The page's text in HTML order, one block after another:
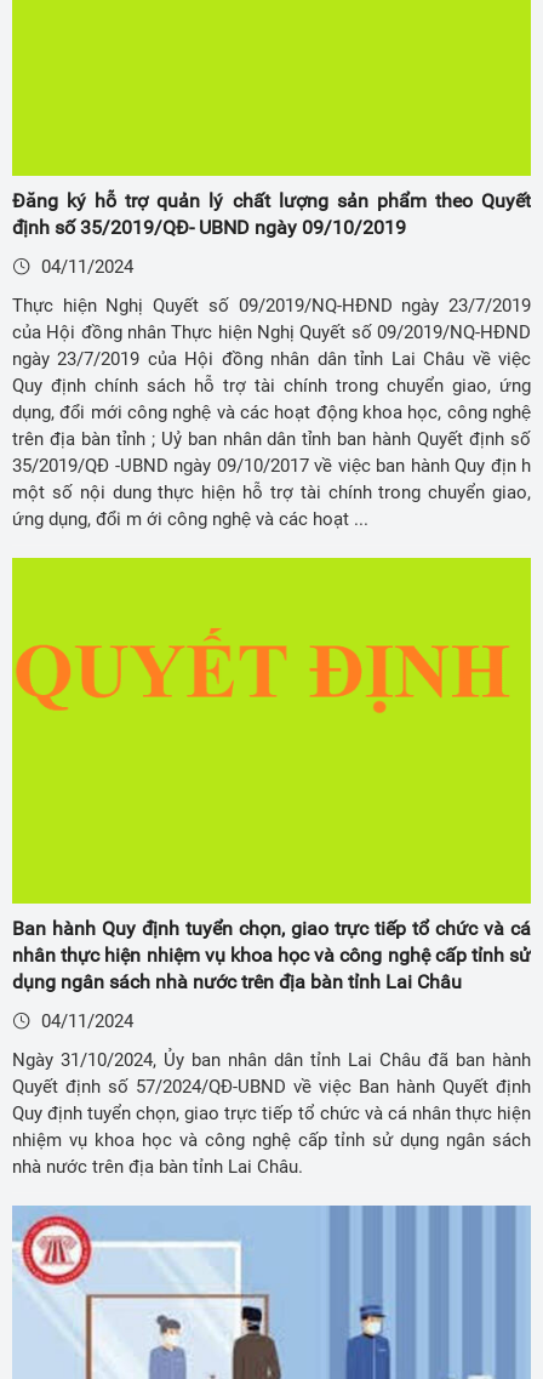
Đăng ký hỗ trợ quản lý chất lượng sản phẩm theo Quyết
định số 35/2019/QĐ- UBND ngày 09/10/2019
04/11/2024
Thực hiện Nghị Quyết số 09/2019/NQ-HĐND ngày 23/7/2019
của Hội đồng nhân Thực hiện Nghị Quyết số 09/2019/NQ-HĐND
ngày 23/7/2019 của Hội đồng nhân dân tỉnh Lai Châu về việc
Quy định chính sách hỗ trợ tài chính trong chuyển giao, ứng
dụng, đổi mới công nghệ và các hoạt động khoa học, công nghệ
trên địa bàn tỉnh ; Uỷ ban nhân dân tỉnh ban hành Quyết định số
35/2019/QĐ -UBND ngày 09/10/2017 về việc ban hành Quy địn h
một số nội dung thực hiện hỗ trợ tài chính trong chuyển giao,
ứng dụng, đổi m ới công nghệ và các hoạt ...
Ban hành Quy định tuyển chọn, giao trực tiếp tổ chức và cá
nhân thực hiện nhiệm vụ khoa học và công nghệ cấp tỉnh sử
dụng ngân sách nhà nước trên địa bàn tỉnh Lai Châu
04/11/2024
Ngày 31/10/2024, Ủy ban nhân dân tỉnh Lai Châu đã ban hành
Quyết định số 57/2024/QĐ-UBND về việc Ban hành Quyết định
Quy định tuyển chọn, giao trực tiếp tổ chức và cá nhân thực hiện
nhiệm vụ khoa học và công nghệ cấp tỉnh sử dụng ngân sách
nhà nước trên địa bàn tỉnh Lai Châu.